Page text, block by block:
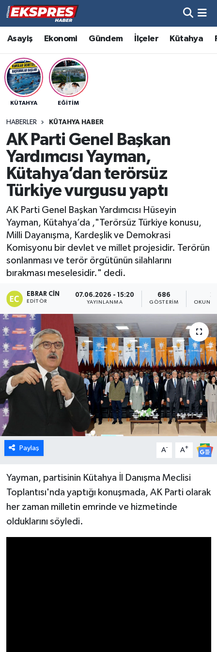
Asayiş Ekonomi Gündem İlçeler Kütahya
KÜTAHYA EĞITIM
HABERLER KÜTAHYA HABER
AK Parti Genel Başkan
Yardımcısı Yayman,
Kütahya’dan terörsüz
Türkiye vurgusu yaptı
AK Parti Genel Başkan Yardımcısı Hüseyin
Yayman, Kütahya’da ,"Terörsüz Türkiye konusu,
Milli Dayanışma, Kardeşlik ve Demokrasi
Komisyonu bir devlet ve millet projesidir. Terörün
sonlanması ve terör örgütünün silahlarını
bırakması meselesidir." dedi.
EBRAR CIN
EDITÖR
07.06.2026 - 15:20
YAYINLANMA
686
GÖSTERIM
2
Paylaş A- A+
Yayman, partisinin Kütahya İl Danışma Meclisi
Toplantısı'nda yaptığı konuşmada, AK Parti olarak
her zaman milletin emrinde ve hizmetinde
olduklarını söyledi.
Altıntaş
Asayiş
Aslanapa
Bölge
Çavdarhisar
Domaniç
Dumlupınar
Dünya
Eğitim
Foto Galeri
Gediz
Genel
Gündem
İlçeler
Köşe Yazıları
Kültür Sanat
Hava Durumu
Trafik Durumu
Süper Lig Puan Durumu ve Fikstür
Son Dakika Haberleri
Haber Arşivi